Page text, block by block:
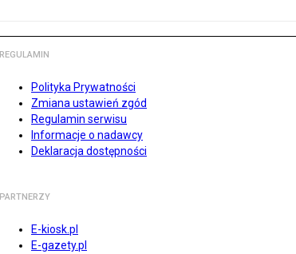
REGULAMIN
Polityka Prywatności
Zmiana ustawień zgód
Regulamin serwisu
Informacje o nadawcy
Deklaracja dostępności
PARTNERZY
E-kiosk.pl
E-gazety.pl